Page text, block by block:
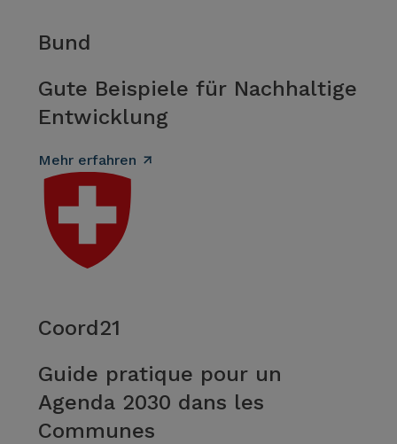
Bund
Gute Beispiele für Nachhaltige
Entwicklung
Mehr erfahren
Coord21
Guide pratique pour un
Agenda 2030 dans les
Communes